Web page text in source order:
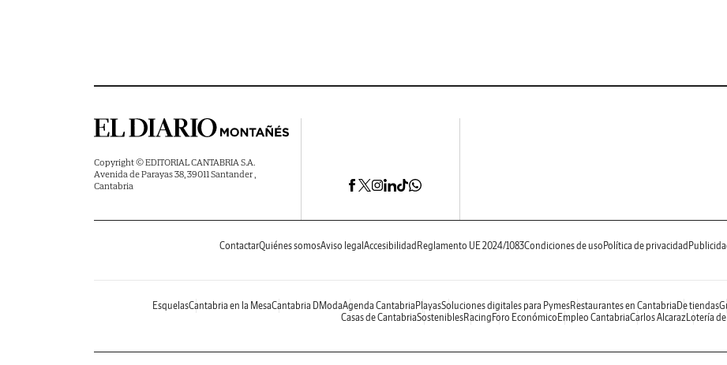
Copyright © EDITORIAL CANTABRIA S.A.
Avenida de Parayas 38, 39011 Santander ,
Cantabria
ContactarQuiénes somosAviso legal Accesibilidad Reglamento UE 2024/1083Condiciones de uso Política de privacidad
EsquelasCantabria en la MesaCantabria DModaAgenda Cantabria PlayasSoluciones digitales para PymesRestaurantes en Cantabria De tiendas
Casas de CantabriaSosteniblesRacing Foro Económico Empleo CantabriaCarlos AlcarazLotería